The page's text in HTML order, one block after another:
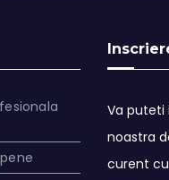
Va puteti
noastra
curent